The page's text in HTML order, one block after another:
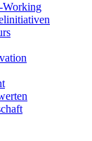
Working